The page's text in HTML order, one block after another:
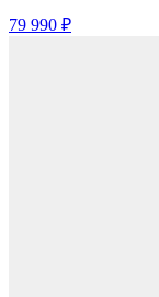
79 990 ₽